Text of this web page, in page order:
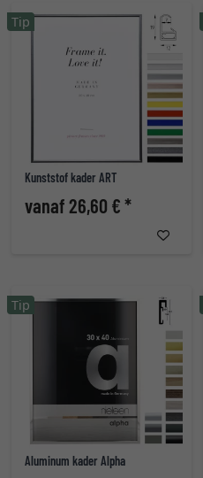
Kunststof kader ART
vanaf 26,60 € *
Tip
Aluminum kader Alpha
Tip